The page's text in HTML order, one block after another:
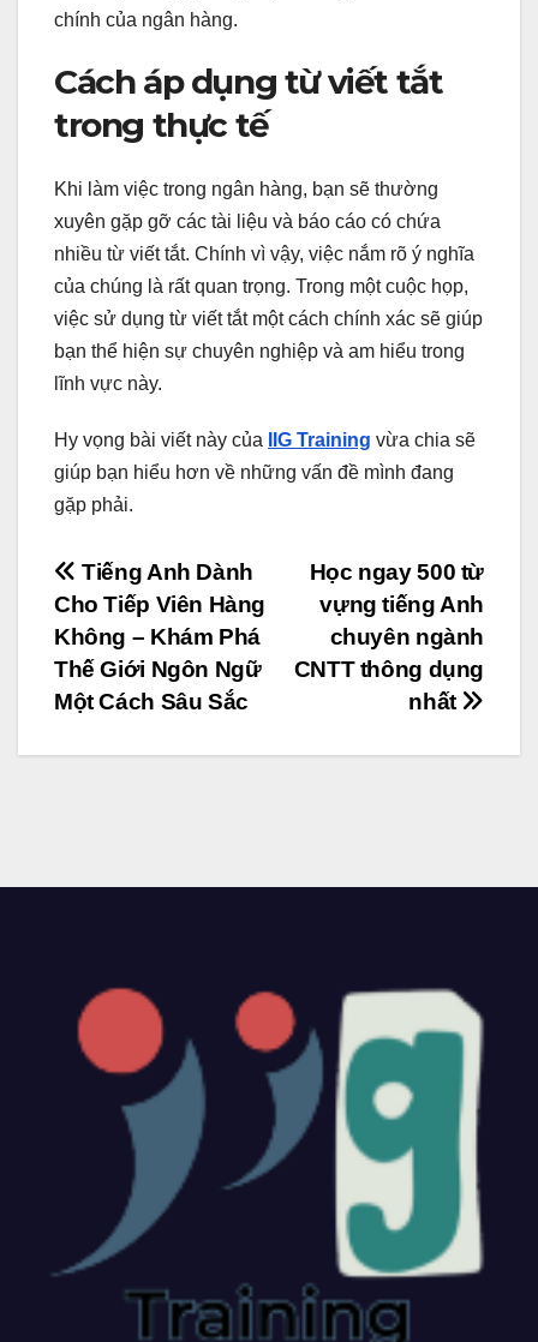
chính của ngân hàng.
Cách áp dụng từ viết tắt
trong thực tế
Khi làm việc trong ngân hàng, bạn sẽ thường
xuyên gặp gỡ các tài liệu và báo cáo có chứa
nhiều từ viết tắt. Chính vì vậy, việc nắm rõ ý nghĩa
của chúng là rất quan trọng. Trong một cuộc họp,
việc sử dụng từ viết tắt một cách chính xác sẽ giúp
bạn thể hiện sự chuyên nghiệp và am hiểu trong
lĩnh vực này.
Hy vọng bài viết này của IIG Training vừa chia sẽ
giúp bạn hiểu hơn về những vấn đề mình đang
gặp phải.
Điều
hướng
bài
viết
Học ngay 500 từ
vựng tiếng Anh
chuyên ngành
CNTT thông dụng
nhất
Tiếng Anh Dành
Cho Tiếp Viên Hàng
Không – Khám Phá
Thế Giới Ngôn Ngữ
Một Cách Sâu Sắc